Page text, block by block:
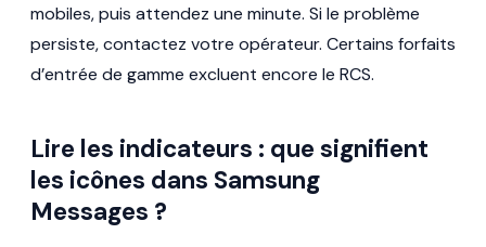
mobiles, puis attendez une minute. Si le problème
persiste, contactez votre opérateur. Certains forfaits
d’entrée de gamme excluent encore le RCS.
Lire les indicateurs : que signifient
les icônes dans Samsung
Messages ?